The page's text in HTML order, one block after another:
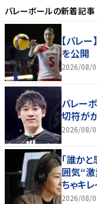
バレーボールの新着記事
【バレ
を公開
2026/08/
バレー
切符が
2026/08/
「誰か
囲気“激
ちゃキレ
2026/08/